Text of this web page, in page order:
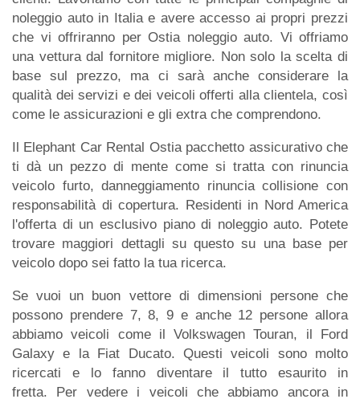
noleggio auto in Italia e avere accesso ai propri prezzi
che vi offriranno per Ostia noleggio auto. Vi offriamo
una vettura dal fornitore migliore. Non solo la scelta di
base sul prezzo, ma ci sarà anche considerare la
qualità dei servizi e dei veicoli offerti alla clientela, così
come le assicurazioni e gli extra che comprendono.
Il Elephant Car Rental Ostia pacchetto assicurativo che
ti dà un pezzo di mente come si tratta con rinuncia
veicolo furto, danneggiamento rinuncia collisione con
responsabilità di copertura. Residenti in Nord America
l'offerta di un esclusivo piano di noleggio auto. Potete
trovare maggiori dettagli su questo su una base per
veicolo dopo sei fatto la tua ricerca.
Se vuoi un buon vettore di dimensioni persone che
possono prendere 7, 8, 9 e anche 12 persone allora
abbiamo veicoli come il Volkswagen Touran, il Ford
Galaxy e la Fiat Ducato. Questi veicoli sono molto
ricercati e lo fanno diventare il tutto esaurito in
fretta. Per vedere i veicoli che abbiamo ancora in